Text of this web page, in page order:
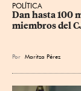
POLÍTICA
Dan hasta 100
miembros del
Por Maritza Pérez